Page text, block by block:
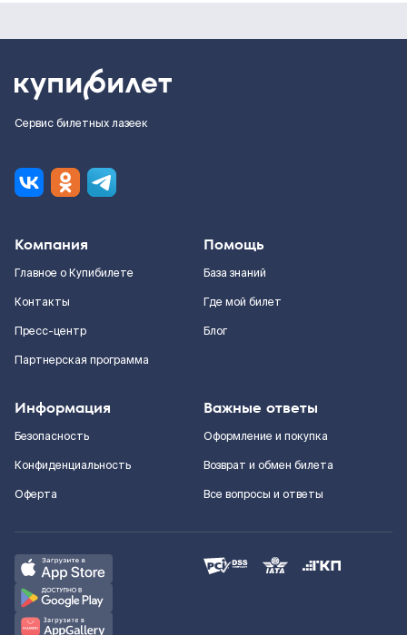
Сервис билетных лазеек
Компания
Главное о Купибилете
Контакты
Пресс-центр
Партнерская программа
Помощь
База знаний
Где мой билет
Блог
Информация
Безопасность
Конфиденциальность
Оферта
Важные ответы
Оформление и покупка
Возврат и обмен билета
Все вопросы и ответы